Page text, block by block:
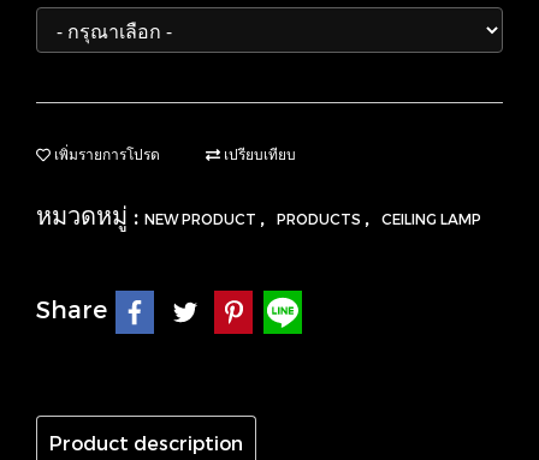
เพิ่มรายการโปรด เปรียบเทียบ
หมวดหมู่ : NEW PRODUCT , PRODUCTS , CEILING LAMP
Share
Product description